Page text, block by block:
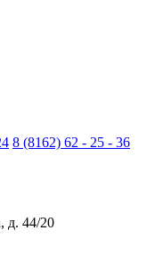
8 (8162) 62 - 25 - 36
д. 44/20